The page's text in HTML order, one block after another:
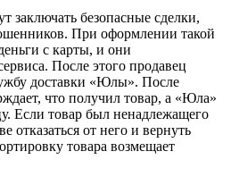
заключать безопасные сделки,
При оформлении такой
с карты, и они
После этого продавец
доставки «Юлы». После
что получил товар, а «Юла»
Если товар был ненадлежащего
отказаться от него и вернуть
товара возмещает